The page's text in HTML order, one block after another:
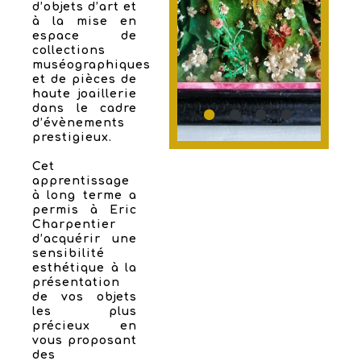
d’objets d’art et
à la mise en
espace de
collections
muséographiques
et de pièces de
haute joaillerie
dans le cadre
d’évènements
prestigieux.
Cet
apprentissage
à long terme a
permis à Eric
Charpentier
d’acquérir une
sensibilité
esthétique à la
présentation
de vos objets
les plus
précieux en
vous proposant
des